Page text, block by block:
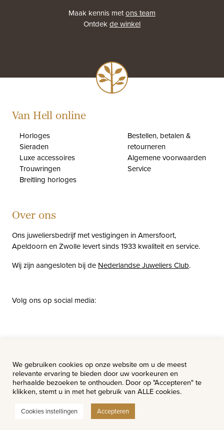
Maak kennis metons team
Ontdekde winkel
Van Hell online
Horloges
Sieraden
Luxe accessoires
Trouwringen
Breitling horloges
Bestellen, betalen &
retourneren
Algemene voorwaarden
Service
Over ons
Ons juweliersbedrijf met vestigingen in Amersfoort,
Apeldoorn en Zwolle levert sinds 1933 kwaliteit en service.
Wij zijn aangesloten bij de Nederlandse Juweliers Club.
Volg ons op social media:
Vacatures
© Van Hell Juweliers - Alle rechten voorbehouden.
Website ontwerp & realisatie:Watch this Agency BV Almere
We gebruiken cookies op onze website om u de meest
relevante ervaring te bieden door uw voorkeuren en
herhaalde bezoeken te onthouden. Door op "Accepteren" te
klikken, stemt u in met het gebruik van ALLE cookies.
Cookies instellingen Accepteren